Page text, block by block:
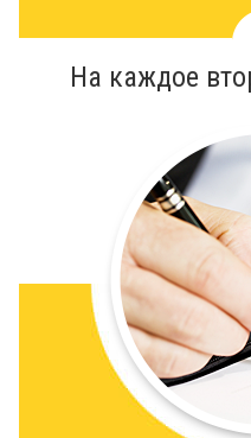
На каждое